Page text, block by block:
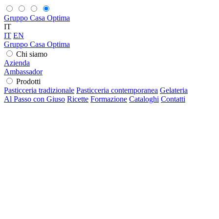
Gruppo Casa Optima
IT
IT EN
Gruppo Casa Optima
Chi siamo
Azienda
Ambassador
Prodotti
Pasticceria tradizionale Pasticceria contemporanea Gelateria
Al Passo con Giuso Ricette Formazione Cataloghi Contatti